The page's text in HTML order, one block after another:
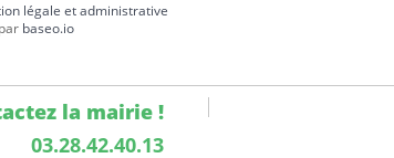
légale et administrative
baseo.io
la mairie !
03.28.42.40.13